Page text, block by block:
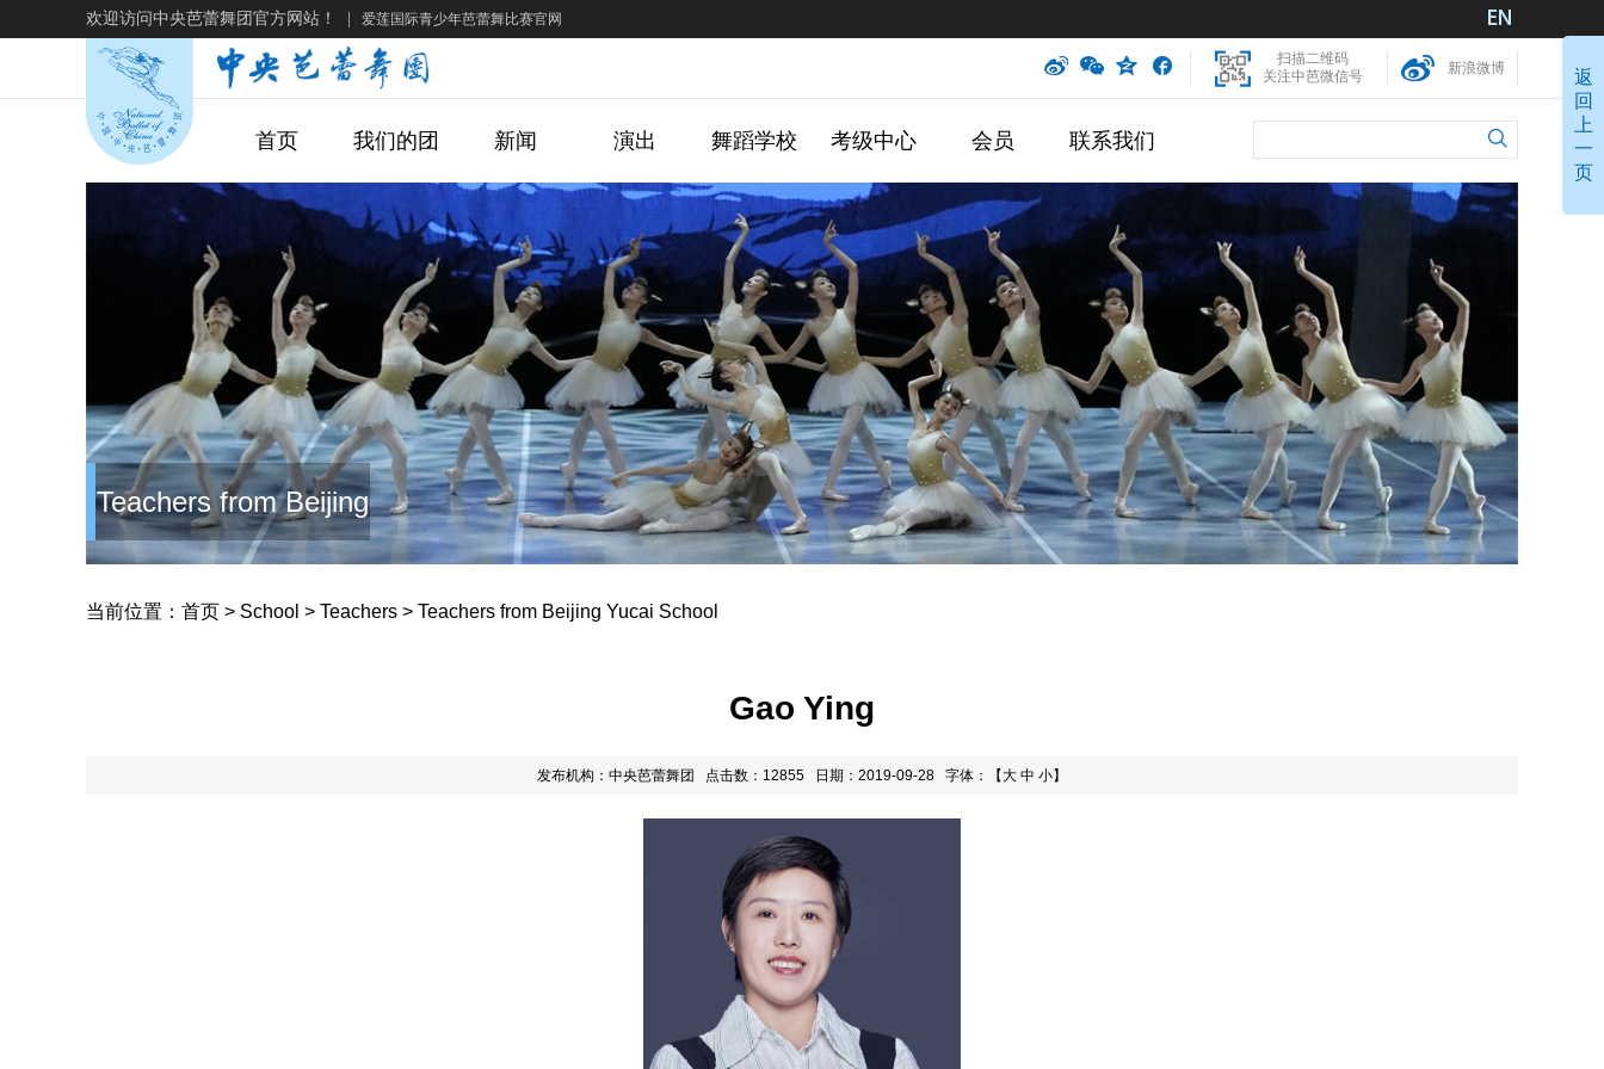
返
回
上
一
页
欢迎访问中央芭蕾舞团官方网站！ 爱莲国际青少年芭蕾舞比赛官网
扫描二维码
关注中芭微信号
新浪微博
首页 我们的团 新闻 演出 舞蹈学校 考级中心 会员 联系我们
Teachers from Beijing
当前位置： 首页 > School > Teachers > Teachers from Beijing Yucai School
Gao Ying
发布机构：中央芭蕾舞团 点击数：12855 日期：2019-09-28 字体：【大 中 小】